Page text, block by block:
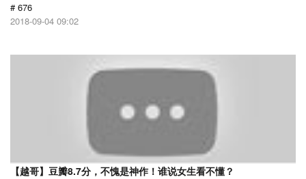
# 676
2018-09-04 09:02
【越哥】豆瓣8.7分，不愧是神作！谁说女生看不懂？